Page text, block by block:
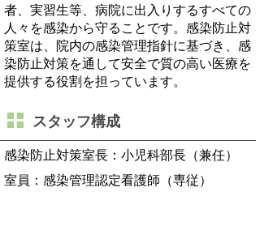
者、実習生等、病院に出入りするすべての
人々を感染から守ることです。感染防止対
策室は、院内の感染管理指針に基づき、感
染防止対策を通して安全で質の高い医療を
提供する役割を担っています。
スタッフ構成
感染防止対策室長：小児科部長（兼任）
室員：感染管理認定看護師（専従）